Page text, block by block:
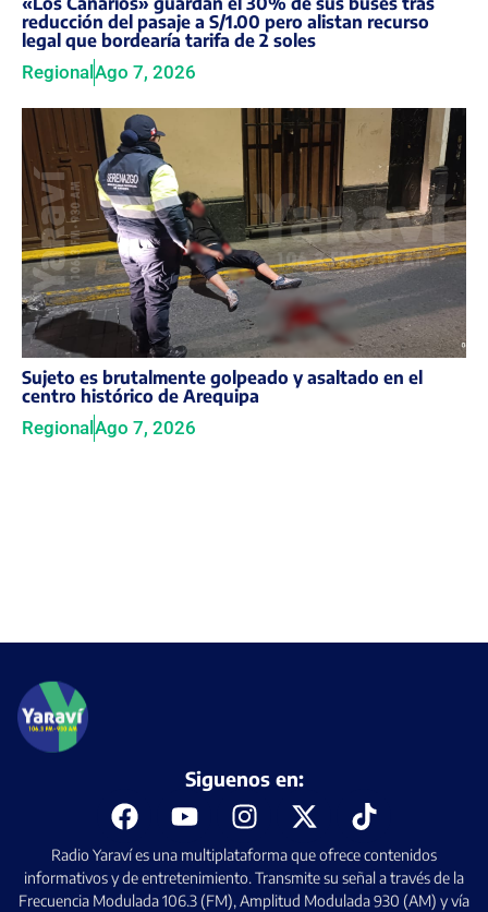
reducción del pasaje a S/1.00 pero alistan recurso
legal que bordearía tarifa de 2 soles
RegionalAgo 7, 2026
Sujeto es brutalmente golpeado y asaltado en el
centro histórico de Arequipa
Regional Ago 7, 2026
Radio Yaraví es una multiplataforma que ofrece contenidos
informativos y de entretenimiento. Transmite su señal a través de la
Frecuencia Modulada 106.3 (FM), Amplitud Modulada 930 (AM) y vía
Siguenos en: